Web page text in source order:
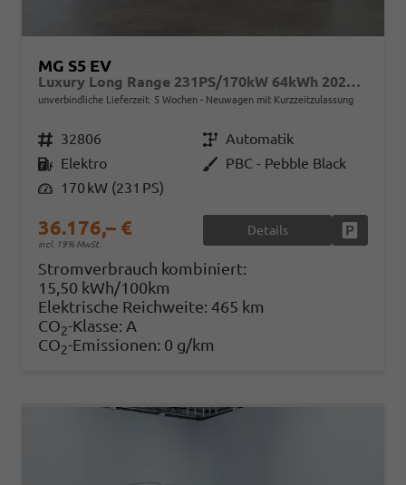
MG S5 EV
Luxury Long Range 231PS/170kW 64kWh 2025 | +7-Jahre/150.000km Werksgarantie
unverbindliche Lieferzeit: 5 Wochen Neuwagen mit Kurzzeitzulassung
Fahrzeugnr. 32806 GetriebeAutomatik
Kraftstoff Elektro AußenfarbePBC - Pebble Black
Leistung 170 kW (231 PS)
36.176,– €
incl. 19% MwSt.
Details
Stromverbrauch kombiniert:
15,50 kWh/100km
Elektrische Reichweite: 465 km
CO2-Klasse: A
CO2-Emissionen: 0 g/km